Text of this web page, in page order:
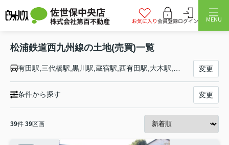
佐世保中央店
株式会社第百不動産 お気に入り会員登録ログイン MENU
松浦鉄道西九州線の土地(売買)一覧
有田駅,三代橋駅,黒川駅,蔵宿駅,西有田駅,大木駅,山谷駅,夫婦石駅,金武駅,川東駅,伊万里駅,東山代駅,里駅,楠久駅,鳴石駅,久原駅,波瀬駅,浦ノ崎駅,福島口駅,今福駅,鷹島口駅,前浜駅,調川駅,松浦駅,松浦発電所前駅,御厨駅,西木場駅,東田平駅,中田平駅,たびら平戸口駅,西田平駅,すえたちばな駅,江迎鹿町駅,高岩駅,いのつき駅,潜竜ヶ滝駅,吉井駅,神田駅,清峰高校前駅,佐々駅,小浦駅,真申駅,棚方駅,相浦駅,大学駅,上相浦駅,本山駅,中里駅,皆瀬駅,野中駅,左石駅,泉福寺駅,山の田駅,北佐世保駅,中佐世保駅,佐世保中央駅,佐世保駅 変更
条件から探す 変更
39件 39区画